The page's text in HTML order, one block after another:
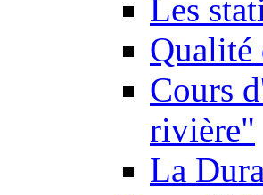
Les
Qualité
Cours
rivière"
La